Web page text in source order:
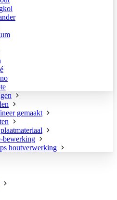
gemaakt
bewerking
houtverwerking